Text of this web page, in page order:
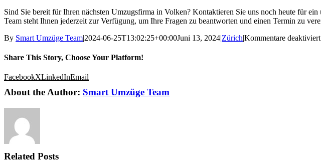
Sind Sie bereit für Ihren nächsten Umzugsfirma in Volken? Kontaktieren Sie uns noch heute für
Team steht Ihnen jederzeit zur Verfügung, um Ihre Fragen zu beantworten und einen Termin zu
By Smart Umzüge Team|2024-06-25T13:02:25+00:00Juni 13, 2024|Zürich|Kommentare deaktiviert
Share This Story, Choose Your Platform!
FacebookXLinkedInEmail
About the Author: Smart Umzüge Team
Related Posts